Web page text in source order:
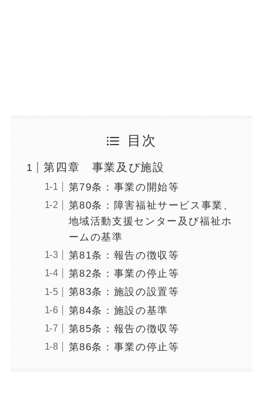
目次
第四章 事業及び施設
第79条：事業の開始等
第80条：障害福祉サービス事業、
地域活動支援センター及び福祉ホ
ームの基準
第81条：報告の徴収等
第82条：事業の停止等
第83条：施設の設置等
第84条：施設の基準
第85条：報告の徴収等
第86条：事業の停止等